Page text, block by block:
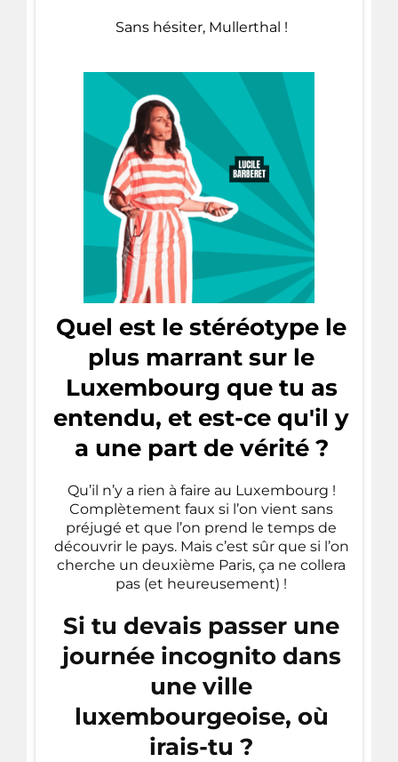
Sans hésiter, Mullerthal !
Quel est le stéréotype le
plus marrant sur le
Luxembourg que tu as
entendu, et est-ce qu'il y
a une part de vérité ?
Qu’il n’y a rien à faire au Luxembourg !
Complètement faux si l’on vient sans
préjugé et que l’on prend le temps de
découvrir le pays. Mais c’est sûr que si l’on
cherche un deuxième Paris, ça ne collera
pas (et heureusement) !
Si tu devais passer une
journée incognito dans
une ville
luxembourgeoise, où
irais-tu ?